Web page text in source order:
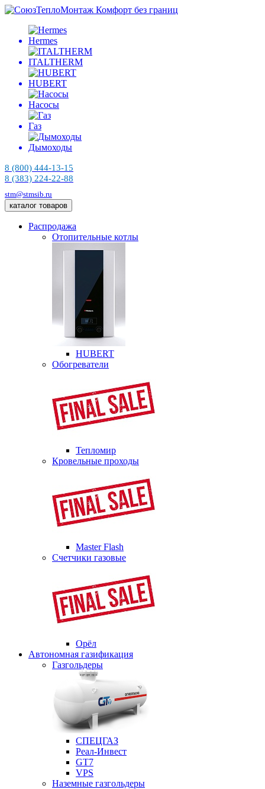
Комфорт без границ
Hermes
ITALTHERM
HUBERT
Насосы
Газ
Дымоходы
8 (800) 444-13-15
8 (383) 224-22-88
stm@stmsib.ru
каталог товаров
Распродажа
Отопительные котлы
HUBERT
Обогреватели
Тепломир
Кровельные проходы
Master Flash
Счетчики газовые
Орёл
Автономная газификация
Газгольдеры
СПЕЦГАЗ
Реал-Инвест
GT7
VPS
Наземные газгольдеры